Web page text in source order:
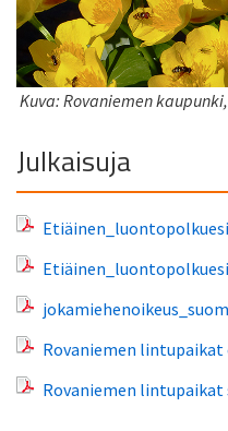
Kuva: Rovaniemen
Julkaisuja
Rovaniemen
Rovaniemen lintupaikat